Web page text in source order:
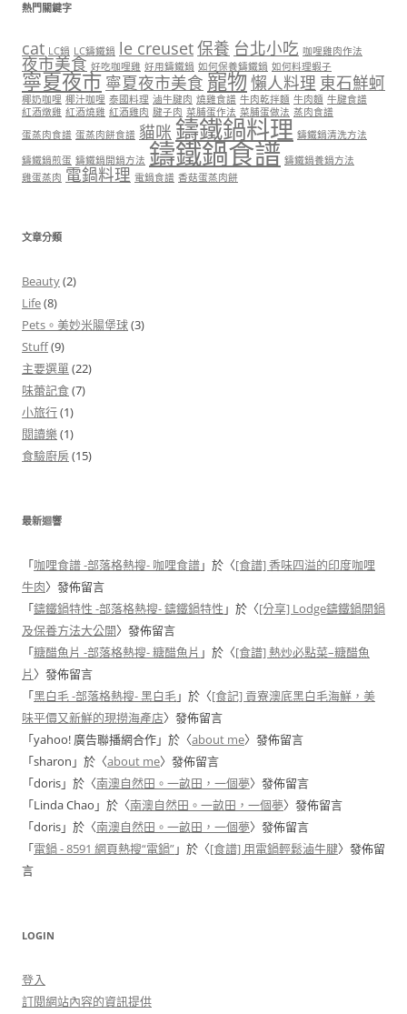
熱門關鍵字
cat LC鍋 LC鑄鐵鍋 le creuset保養 台北小吃 咖哩雞肉作法
夜市美食 好吃咖哩雞 好用鑄鐵鍋 如何保養鑄鐵鍋 如何料理蝦子
寧夏夜市 寧夏夜市美食 寵物懶人料理 東石鮮蚵
椰奶咖哩 椰汁咖哩 泰國料理 滷牛腱肉 燒雞食譜 牛肉乾拌麵 牛肉麵 牛腱食譜
紅酒燉雞 紅酒燒雞 紅酒雞肉 腱子肉 菜脯蛋作法 菜脯蛋做法 蒸肉食譜
蛋蒸肉食譜 蛋蒸肉餅食譜 貓咪 鑄鐵鍋料理 鑄鐵鍋清洗方法
鑄鐵鍋煎蛋 鑄鐵鍋開鍋方法 鑄鐵鍋食譜 鑄鐵鍋養鍋方法
雞蛋蒸肉 電鍋料理 電鍋食譜 香菇蛋蒸肉餅
文章分類
Beauty(2)
Life(8)
Pets。美妙米腸堡球(3)
Stuff(9)
主要選單(22)
味蕾記食(7)
小旅行(1)
閱讀樂(1)
食驗廚房(15)
最新迴響
「咖哩食譜 -部落格熱搜- 咖哩食譜」於〈[食譜] 香味四溢的印度咖哩
牛肉〉發佈留言
「鑄鐵鍋特性 -部落格熱搜- 鑄鐵鍋特性 」於〈[分享] Lodge鑄鐵鍋開鍋
及保養方法大公開〉發佈留言
「糖醋魚片 -部落格熱搜- 糖醋魚片 」於〈[食譜] 熱炒必點菜–糖醋魚
片 〉發佈留言
「黑白毛 -部落格熱搜- 黑白毛」於〈[食記] 貢寮澳底黑白毛海鮮，美
味平價又新鮮的現撈海產店〉發佈留言
「yahoo! 廣告聯播網合作」於〈about me〉發佈留言
「sharon 」於〈about me〉發佈留言
「doris」於〈南澳自然田。一畝田，一個夢〉發佈留言
「Linda Chao 」於〈南澳自然田。一畝田，一個夢〉發佈留言
「doris」於〈南澳自然田。一畝田，一個夢〉發佈留言
「電鍋 - 8591 網頁熱搜“電鍋”」於〈[食譜] 用電鍋輕鬆滷牛腱〉發佈留
言
LOGIN
登入
訂閱網站內容的資訊提供